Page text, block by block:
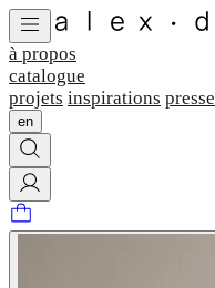
à propos
catalogue
projets inspirations presse
en